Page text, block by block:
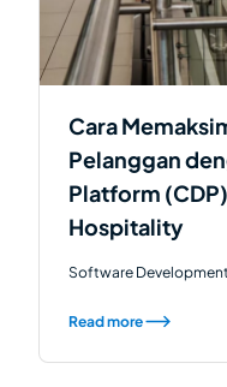
Cara
Pelanggan
Platform
Hospitality
Software Development
Read more